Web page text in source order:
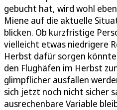
gebucht hat, wird wohl
Miene auf die aktuelle
blicken. Ob kurzfristige
vielleicht etwas niedrigere
Herbst dafür sorgen
den Flughäfen im Herbst
glimpflicher ausfallen
sich jetzt noch nicht sicher
ausrechenbare Variable